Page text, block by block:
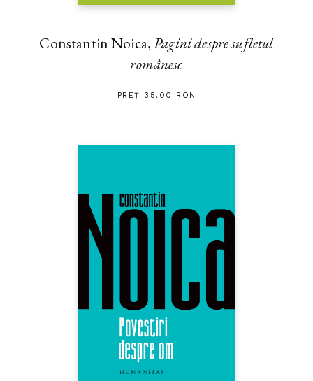
Constantin Noica,Pagini despre sufletul
românesc
PREȚ 35.00 RON